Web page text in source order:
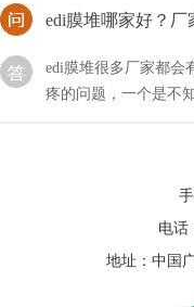
疼的问题，一个是不
公司产品好。
EDI模块是现在水
EDI模块是现在水处
洗元件中的膜元件，
电话
地址：中国